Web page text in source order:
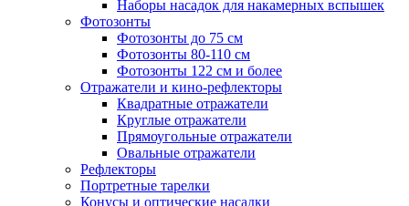
Наборы насадок для накамерных вспышек
Фотозонты
Фотозонты до 75 см
Фотозонты 80-110 см
Фотозонты 122 см и более
Отражатели и кино-рефлекторы
Квадратные отражатели
Круглые отражатели
Прямоугольные отражатели
Овальные отражатели
Рефлекторы
Портретные тарелки
Конусы и оптические насадки